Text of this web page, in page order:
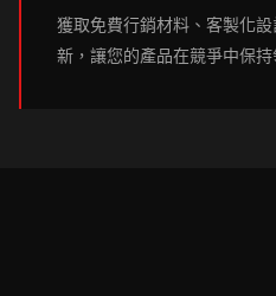
獲取免費行銷材料、客製化
新，讓您的產品在競爭中保持